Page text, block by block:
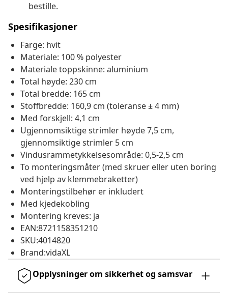
bestille.
Spesifikasjoner
Farge: hvit
Materiale: 100 % polyester
Materiale toppskinne: aluminium
Total høyde: 230 cm
Total bredde: 165 cm
Stoffbredde: 160,9 cm (toleranse ± 4 mm)
Med forskjell: 4,1 cm
Ugjennomsiktige strimler høyde 7,5 cm,
gjennomsiktige strimler 5 cm
Vindusrammetykkelsesområde: 0,5-2,5 cm
To monteringsmåter (med skruer eller uten boring
ved hjelp av klemmebraketter)
Monteringstilbehør er inkludert
Med kjedekobling
Montering kreves: ja
EAN:8721158351210
SKU:4014820
Brand:vidaXL
Opplysninger om sikkerhet og samsvar